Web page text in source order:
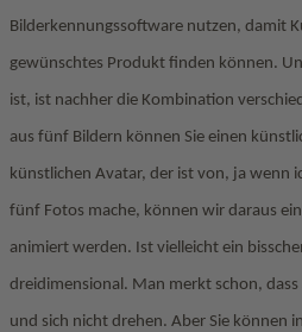
Bilderkennungssoftware nutzen, damit
gewünschtes Produkt finden können.
ist, ist nachher die Kombination
aus fünf Bildern können Sie einen
künstlichen Avatar, der ist von, ja wenn
fünf Fotos mache, können wir daraus
animiert werden. Ist vielleicht ein
dreidimensional. Man merkt schon, dass
und sich nicht drehen. Aber Sie können